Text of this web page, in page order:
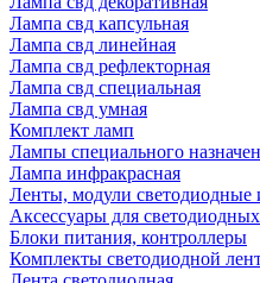
Лампа свд капсульная
Лампа свд линейная
Лампа свд рефлекторная
Лампа свд специальная
Лампа свд умная
Комплект ламп
Лампы специального
Лампа инфракрасная
Ленты, модули
Аксессуары для
Блоки питания, контроллеры
Комплекты светодиодной